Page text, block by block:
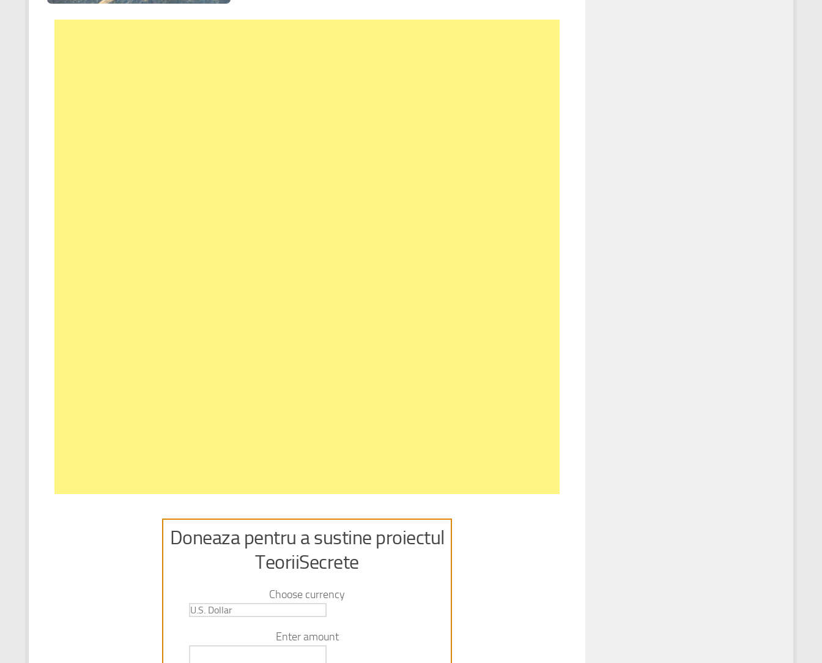
Doneaza pentru a sustine proiectul
TeoriiSecrete
Choose currency
Enter amount